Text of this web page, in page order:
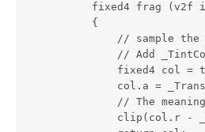
fixed4 frag (v2f
            {
// sample the
// Add
fixed4 col =
col.a =
// The
clip(col.r -